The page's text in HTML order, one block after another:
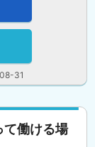
31
て働ける場